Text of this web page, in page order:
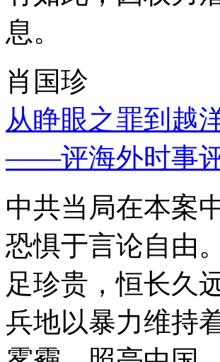
息。
肖国珍
从睁眼之罪到越
——评海外时事
中共当局在本案
恐惧于言论自由
足珍贵，恒长久
兵地以暴力维持